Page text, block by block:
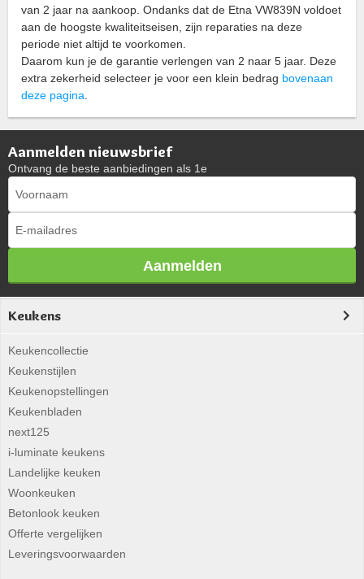
van 2 jaar na aankoop. Ondanks dat de Etna VW839N voldoet
aan de hoogste kwaliteitseisen, zijn reparaties na deze
periode niet altijd te voorkomen.
Daarom kun je de garantie verlengen van 2 naar 5 jaar. Deze
extra zekerheid selecteer je voor een klein bedrag bovenaan
deze pagina
Aanmelden nieuwsbrief
Ontvang de beste aanbiedingen als 1e
Aanmelden
Keukens
Keukencollectie
Keukenstijlen
Keukenopstellingen
Keukenbladen
next125
i-luminate keukens
Landelijke keuken
Woonkeuken
Betonlook keuken
Offerte vergelijken
Leveringsvoorwaarden